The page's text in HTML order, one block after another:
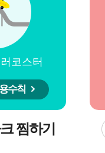
코스터
수칙
찜하기